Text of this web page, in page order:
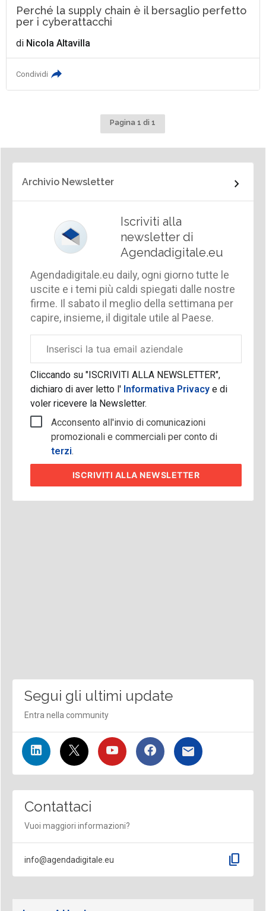
Perché la supply chain è il bersaglio perfetto
per i cyberattacchi
di Nicola Altavilla
Condividi
Pagina 1 di 1
Archivio Newsletter
Iscriviti alla
newsletter di
Agendadigitale.eu
Agendadigitale.eu daily, ogni giorno tutte le
uscite e i temi più caldi spiegati dalle nostre
firme. Il sabato il meglio della settimana per
capire, insieme, il digitale utile al Paese.
aziendale
Cliccando su "ISCRIVITI ALLA NEWSLETTER",
dichiaro di aver letto l'Informativa Privacy e di
voler ricevere la Newsletter.
Acconsento all'invio di comunicazioni
promozionali e commerciali per conto di
terzi.
ISCRIVITI ALLA NEWSLETTER
Segui gli ultimi update
Entra nella community
Contattaci
Vuoi maggiori informazioni?
info@agendadigitale.eu content_copy